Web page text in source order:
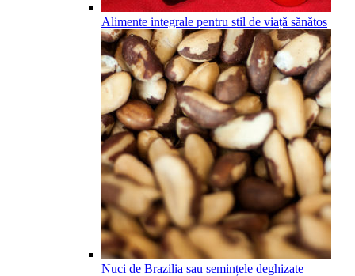
Alimente integrale pentru stil de viață sănătos
Nuci de Brazilia sau semințele deghizate